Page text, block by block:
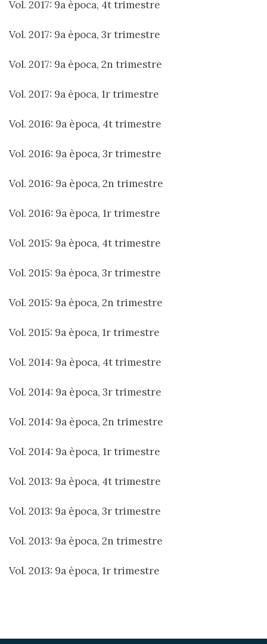
Vol. 2017: 9a època, 4t trimestre
Vol. 2017: 9a època, 3r trimestre
Vol. 2017: 9a època, 2n trimestre
Vol. 2017: 9a època, 1r trimestre
Vol. 2016: 9a època, 4t trimestre
Vol. 2016: 9a època, 3r trimestre
Vol. 2016: 9a època, 2n trimestre
Vol. 2016: 9a època, 1r trimestre
Vol. 2015: 9a època, 4t trimestre
Vol. 2015: 9a època, 3r trimestre
Vol. 2015: 9a època, 2n trimestre
Vol. 2015: 9a època, 1r trimestre
Vol. 2014: 9a època, 4t trimestre
Vol. 2014: 9a època, 3r trimestre
Vol. 2014: 9a època, 2n trimestre
Vol. 2014: 9a època, 1r trimestre
Vol. 2013: 9a època, 4t trimestre
Vol. 2013: 9a època, 3r trimestre
Vol. 2013: 9a època, 2n trimestre
Vol. 2013: 9a època, 1r trimestre